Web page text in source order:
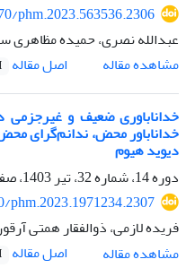
phm.2023.563536.2306
عبدالله نصری، حمیده مظاهری
مشاهده مقاله
اصل مقاله
خداناباوری ضعیف و غیرجزمی
خداناباور محض، ندانم‌گرای
دیوید هیوم
دوره 14، شماره 32، تیر 1403، صفحه
phm.2023.1971234.2307
فریده لازمی، ذوالفقار همتی
مشاهده مقاله
اصل مقاله